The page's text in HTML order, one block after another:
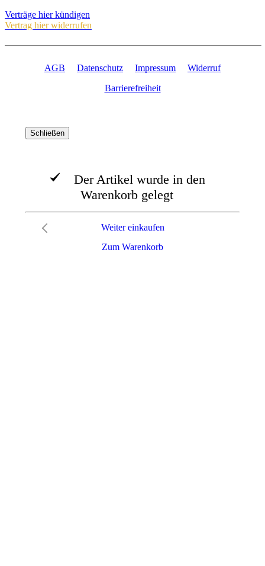
Verträge hier kündigen
Vertrag hier widerrufen
AGB Datenschutz Impressum
Widerruf
Barrierefreiheit
Schließen
Der Artikel wurde in den
Warenkorb gelegt
Zum Warenkorb
Weiter einkaufen